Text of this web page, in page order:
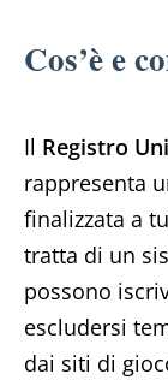
Cos’è e
Il Registro
rappresenta
finalizzata a
tratta di un
possono
escludersi
dai siti di